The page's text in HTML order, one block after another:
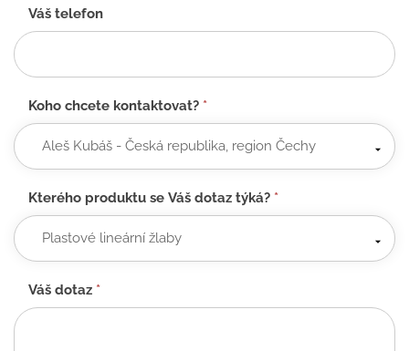
Váš telefon
Koho chcete kontaktovat? *
Kterého produktu se Váš dotaz týká? *
Váš dotaz *